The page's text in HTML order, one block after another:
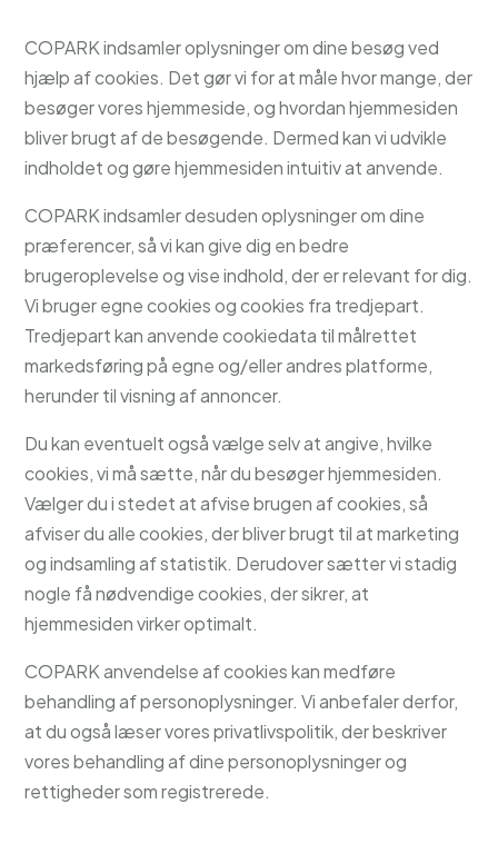
COPARK indsamler oplysninger om dine besøg ved
hjælp af cookies. Det gør vi for at måle hvor mange, der
besøger vores hjemmeside, og hvordan hjemmesiden
bliver brugt af de besøgende. Dermed kan vi udvikle
indholdet og gøre hjemmesiden intuitiv at anvende.
COPARK indsamler desuden oplysninger om dine
præferencer, så vi kan give dig en bedre
brugeroplevelse og vise indhold, der er relevant for dig.
Vi bruger egne cookies og cookies fra tredjepart.
Tredjepart kan anvende cookiedata til målrettet
markedsføring på egne og/eller andres platforme,
herunder til visning af annoncer.
Du kan eventuelt også vælge selv at angive, hvilke
cookies, vi må sætte, når du besøger hjemmesiden.
Vælger du i stedet at afvise brugen af cookies, så
afviser du alle cookies, der bliver brugt til at marketing
og indsamling af statistik. Derudover sætter vi stadig
nogle få nødvendige cookies, der sikrer, at
hjemmesiden virker optimalt.
COPARK anvendelse af cookies kan medføre
behandling af personoplysninger. Vi anbefaler derfor,
at du også læser vores privatlivspolitik, der beskriver
vores behandling af dine personoplysninger og
rettigheder som registrerede.